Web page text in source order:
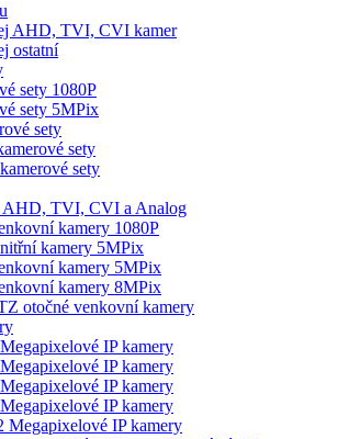
AHD, TVI, CVI kamer
ostatní
sety 1080P
sety 5MPix
sety
sety
sety
AHD, TVI, CVI a Analog
kamery 1080P
kamery 5MPix
kamery 5MPix
kamery 8MPix
otočné venkovní kamery
IP kamery
IP kamery
IP kamery
IP kamery
Megapixelové IP kamery